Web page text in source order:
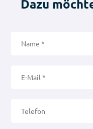
Dazu